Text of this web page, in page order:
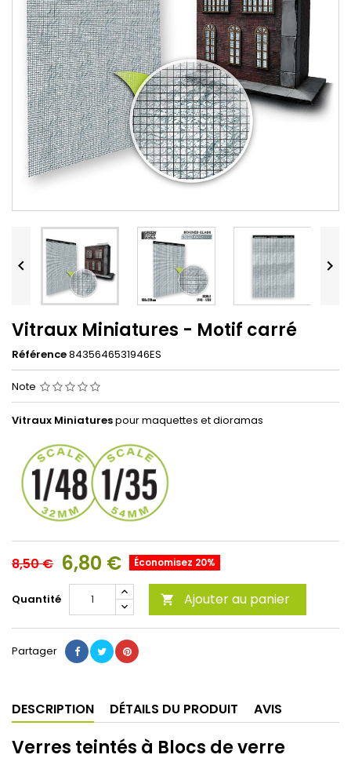
 
Vitraux Miniatures - Motif carré
Référence8435646531946ES
Note
Vitraux Miniaturespour maquettes et dioramas
8,50 € 6,80 € Économisez 20%
Quantité  Ajouter au panier
Partager
DESCRIPTION DÉTAILS DU PRODUIT AVIS
Verres teintés à Blocs de verre